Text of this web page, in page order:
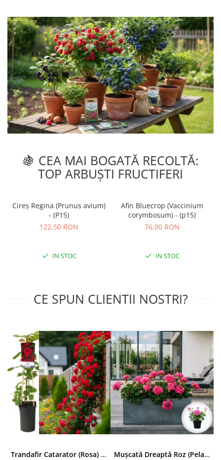
🍇 CEA MAI BOGATĂ RECOLTĂ:
TOP ARBUȘTI FRUCTIFERI
Cireș Regina (Prunus avium)
- (P15)
122,50 RON
IN STOC
Afin Bluecrop (Vaccinium
corymbosum) - (p15)
76,00 RON
IN STOC
CE SPUN CLIENTII NOSTRI?
Trandafir Catarator (Rosa) Red Climber - 75cm Mușcată Dreaptă Roz (Pelargonium Zonale)